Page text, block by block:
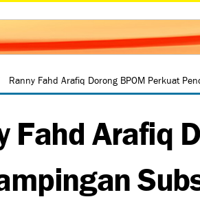
Ranny Fahd Arafiq Dorong BPOM Perkuat
Fahd Arafiq